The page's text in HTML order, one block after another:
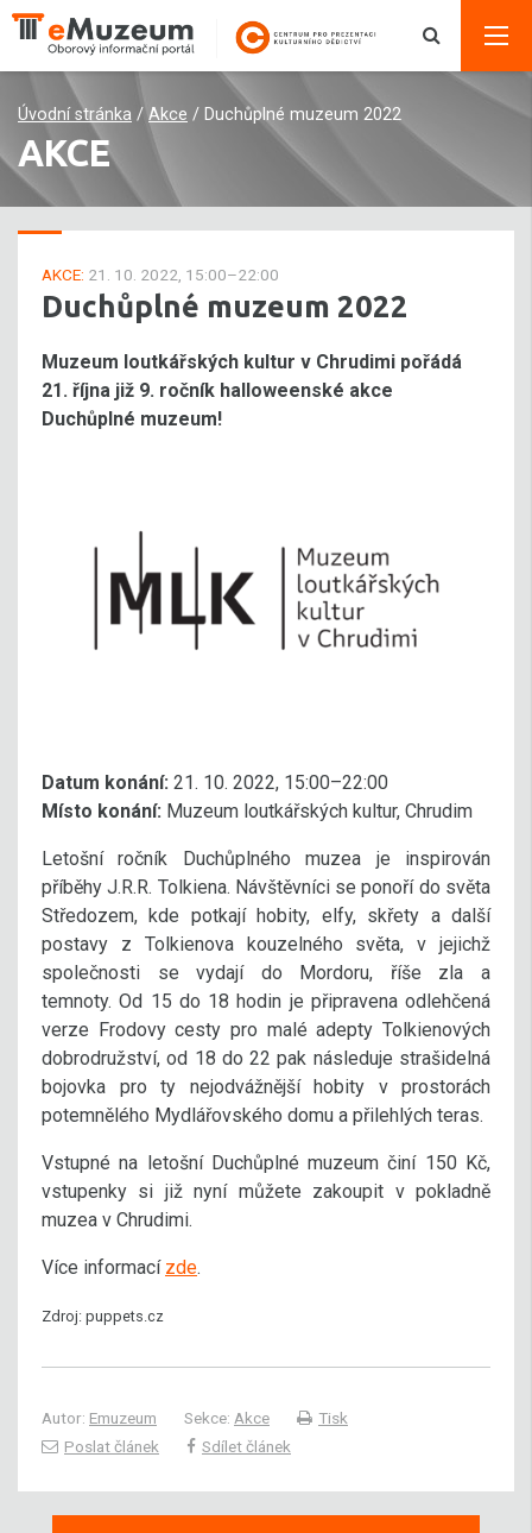
Úvodní stránka / Akce / Duchůplné muzeum 2022
AKCE
AKCE: 21. 10. 2022, 15:00–22:00
Duchůplné muzeum 2022
Muzeum loutkářských kultur v Chrudimi pořádá
21. října již 9. ročník halloweenské akce
Duchůplné muzeum!
Datum konání: 21. 10. 2022, 15:00–22:00
Místo konání: Muzeum loutkářských kultur, Chrudim
Letošní ročník Duchůplného muzea je inspirován
příběhy J.R.R. Tolkiena. Návštěvníci se ponoří do světa
Středozem, kde potkají hobity, elfy, skřety a další
postavy z Tolkienova kouzelného světa, v jejichž
společnosti se vydají do Mordoru, říše zla a
temnoty. Od 15 do 18 hodin je připravena odlehčená
verze Frodovy cesty pro malé adepty Tolkienových
dobrodružství, od 18 do 22 pak následuje strašidelná
bojovka pro ty nejodvážnější hobity v prostorách
potemnělého Mydlářovského domu a přilehlých teras.
Vstupné na letošní Duchůplné muzeum činí 150 Kč,
vstupenky si již nyní můžete zakoupit v pokladně
muzea v Chrudimi.
Více informací zde.
Zdroj: puppets.cz
Autor: Emuzeum Sekce: Akce
Tisk
Poslat článek
Sdílet článek